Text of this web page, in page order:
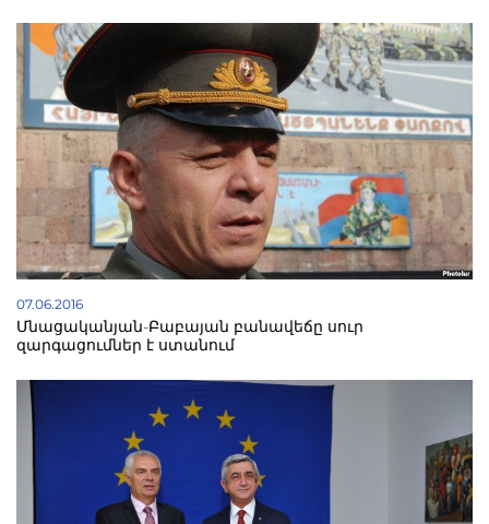
կալանավորներն, ու նրանց բազմաթիվ խցակիցները,
որոնք սնվում էին հարազատների բերածով, ստիպված
են օզտվել կալանավայրի ճաշարանից։ Իսկ ճաշարանը
ավանդաբար պատրաստել է ավելի քիչ քանակով, ու
հիմա ստեղծված վիճակում սնունդը չի հերիքում
կալանավորներին»։
07.06.2016
Մնացականյան-Բաբայան բանավեճը սուր
զարգացումներ է ստանում